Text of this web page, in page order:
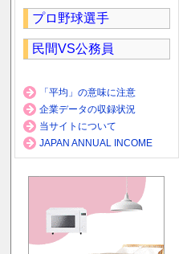
プロ野球選手
民間VS公務員
「平均」の意味に注意
企業データの収録状況
当サイトについて
JAPAN ANNUAL INCOME